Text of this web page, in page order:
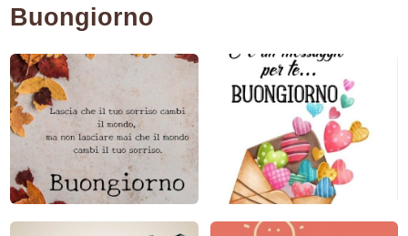
Buongiorno